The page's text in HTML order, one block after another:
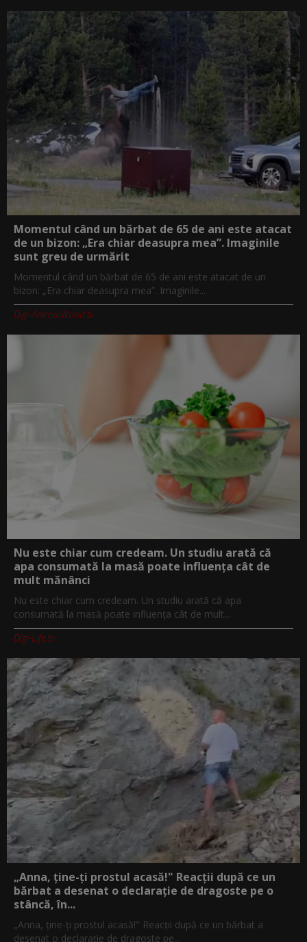
Momentul când un bărbat de 65 de ani este atacat
de un bizon: „Era chiar deasupra mea”. Imaginile
sunt greu de urmărit
Momentul când un bărbat de 65 de ani este atacat de un
bizon: „Era chiar deasupra mea”. Imaginile...
Digi-AnimalWorld.tv
Nu este chiar cum credeam. Un studiu arată că
apa consumată la masă poate influența cât de
mult mănânci
Nu este chiar cum credeam. Un studiu arată că apa
consumată la masă poate influența cât de mult...
Digi-Life.tv
„Anna, ţine-ţi prostul acasă!" Reacţii după ce un
bărbat a desenat o declaraţie de dragoste pe o
stâncă, în...
„Anna, ţine-ţi prostul acasă!" Reacţii după ce un bărbat a
desenat o declaraţie de dragoste pe...